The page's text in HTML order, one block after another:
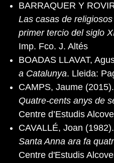
BARRAQUER Y
Las casas de
primer tercio del siglo
Imp. Fco. J. Altés
BOADAS LLAVAT,
a Catalunya. Lleida:
CAMPS, Jaume (2015).
Quatre-cents anys de
Centre d’Estudis
CAVALLÉ, Joan
Santa Anna ara fa
Centre d'Estudis